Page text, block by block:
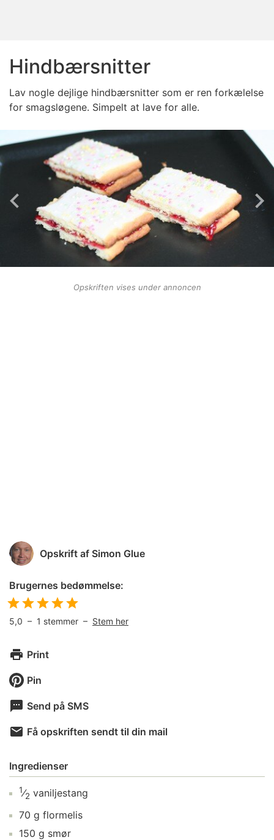
Hindbærsnitter
Lav nogle dejlige hindbærsnitter som er ren forkælelse
for smagsløgene. Simpelt at lave for alle.
Opskriften vises under annoncen
Opskrift af Simon Glue
Brugernes bedømmelse:
5,0 – 1 stemmer – Stem her
Print
Pin
Send på SMS
Få opskriften sendt til din mail
Ingredienser
1⁄2 vaniljestang
70 g flormelis
150 g smør